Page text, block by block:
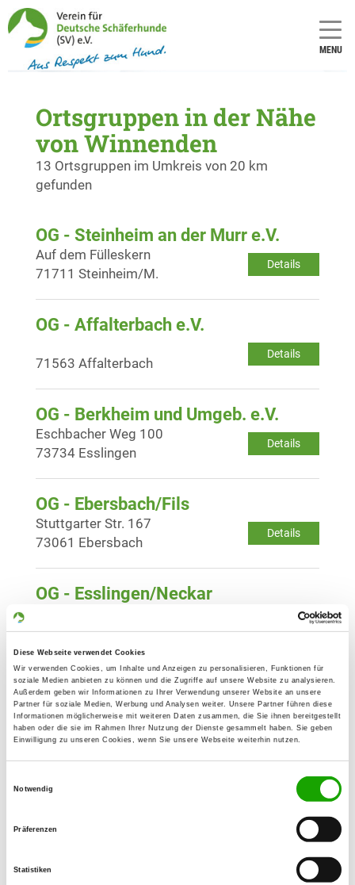
Diese Webseite verwendet Cookies
Wir verwenden Cookies, um Inhalte und Anzeigen zu personalisieren, Funktionen für
soziale Medien anbieten zu können und die Zugriffe auf unsere Website zu analysieren.
Außerdem geben wir Informationen zu Ihrer Verwendung unserer Website an unsere
Partner für soziale Medien, Werbung und Analysen weiter. Unsere Partner führen diese
Informationen möglicherweise mit weiteren Daten zusammen, die Sie ihnen bereitgestellt
haben oder die sie im Rahmen Ihrer Nutzung der Dienste gesammelt haben. Sie geben
Einwilligung zu unseren Cookies, wenn Sie unsere Webseite weiterhin nutzen.
Notwendig
Präferenzen
Statistiken
MENU
Ortsgruppen in der Nähe
von Winnenden
13 Ortsgruppen im Umkreis von 20 km
gefunden
OG - Steinheim an der Murr e.V.
Details
Auf dem Fülleskern
71711 Steinheim/M.
OG - Affalterbach e.V.
Details
71563 Affalterbach
OG - Berkheim und Umgeb. e.V.
Details
Eschbacher Weg 100
73734 Esslingen
OG - Ebersbach/Fils
Details
Stuttgarter Str. 167
73061 Ebersbach
OG - Esslingen/Neckar
Details
73730 Esslingen
OG - Fellbach
Details
Im Erbach
70734 Fellbach
Details
Schmidener Str. 1
OG - Plochingen e.V.